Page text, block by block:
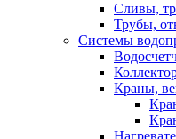
Сливы,
Трубы,
Системы
Краны,